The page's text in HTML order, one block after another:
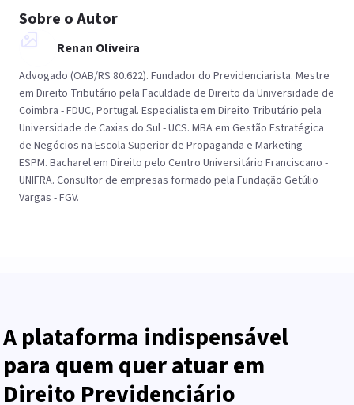
Sobre o Autor
Renan Oliveira
Advogado (OAB/RS 80.622). Fundador do Previdenciarista. Mestre
em Direito Tributário pela Faculdade de Direito da Universidade de
Coimbra - FDUC, Portugal. Especialista em Direito Tributário pela
Universidade de Caxias do Sul - UCS. MBA em Gestão Estratégica
de Negócios na Escola Superior de Propaganda e Marketing -
ESPM. Bacharel em Direito pelo Centro Universitário Franciscano -
UNIFRA. Consultor de empresas formado pela Fundação Getúlio
Vargas - FGV.
A plataforma indispensável
para quem quer atuar em
Direito Previdenciário